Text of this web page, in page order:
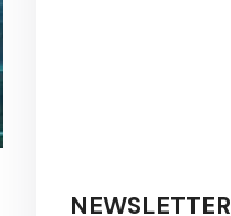
NEWSLETTER